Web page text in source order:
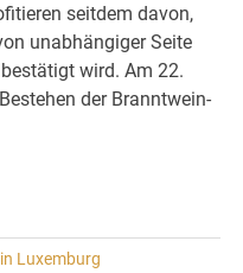
seitdem davon,
unabhängiger Seite
wird. Am 22.
der Branntwein-
Luxemburg